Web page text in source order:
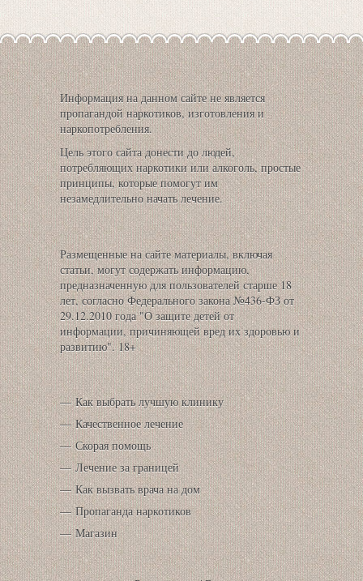
Информация на данном сайте не является
пропагандой наркотиков, изготовления и
наркопотребления.
Цель этого сайта донести до людей,
потребляющих наркотики или алкоголь, простые
принципы, которые помогут им
незамедлительно начать лечение.
Размещенные на сайте материалы, включая
статьи, могут содержать информацию,
предназначенную для пользователей старше 18
лет, согласно Федерального закона №436-ФЗ от
29.12.2010 года "О защите детей от
информации, причиняющей вред их здоровью и
развитию". 18+
Как выбрать лучшую клинику
Качественное лечение
Скорая помощь
Лечение за границей
Как вызвать врача на дом
Пропаганда наркотиков
Магазин